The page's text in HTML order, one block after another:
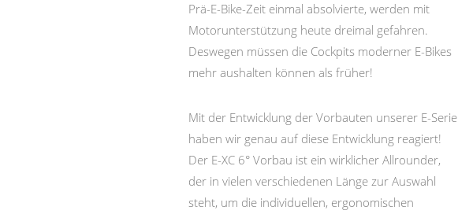
Prä-E-Bike-Zeit einmal absolvierte, werden mit
Motorunterstützung heute dreimal gefahren.
Deswegen müssen die Cockpits moderner E-Bikes
mehr aushalten können als früher!
Mit der Entwicklung der Vorbauten unserer E-Serie
haben wir genau auf diese Entwicklung reagiert!
Der E-XC 6° Vorbau ist ein wirklicher Allrounder,
der in vielen verschiedenen Länge zur Auswahl
steht, um die individuellen, ergonomischen